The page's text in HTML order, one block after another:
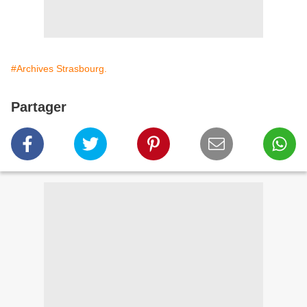
#Archives Strasbourg.
Partager